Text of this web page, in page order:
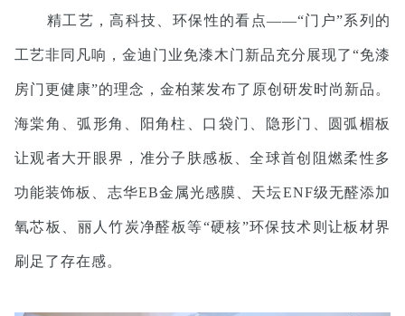
精工艺，高科技、环保性的看点——“门户”系列的
工艺非同凡响，金迪门业免漆木门新品充分展现了“免漆
房门更健康”的理念，金柏莱发布了原创研发时尚新品。
海棠角、弧形角、阳角柱、口袋门、隐形门、圆弧楣板
让观者大开眼界，准分子肤感板、全球首创阻燃柔性多
功能装饰板、志华EB金属光感膜、天坛ENF级无醛添加
氧芯板、丽人竹炭净醛板等“硬核”环保技术则让板材界
刷足了存在感。